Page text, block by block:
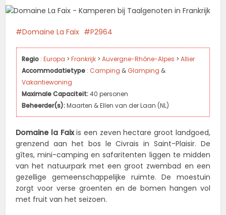
Domaine La Faix P2964
Regio :Europa >Frankrijk >Auvergne-Rhône-Alpes >Allier
Accommodatietype : Camping & Glamping &
Vakantiewoning
Maximale Capaciteit:40 personen
Beheerder(s):Maarten & Ellen van der Laan (NL)
Domaine la Faixis een zeven hectare groot landgoed,
grenzend aan het bos le Civrais in Saint-Plaisir. De
gîtes, mini-camping en safaritenten liggen te midden
van het natuurpark met een groot zwembad en een
gezellige gemeenschappelijke ruimte. De moestuin
zorgt voor verse groenten en de bomen hangen vol
met fruit van het seizoen.